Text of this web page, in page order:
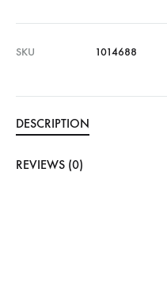
SKU 1014688
DESCRIPTION
REVIEWS (0)